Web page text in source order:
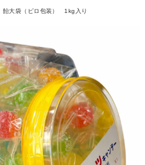
飴大袋（ピロ包装） 1kg入り